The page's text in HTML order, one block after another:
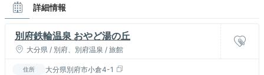
詳細情報
別府鉄輪温泉 おやど湯の丘
大分県 / 別府、別府温泉 / 旅館
住所 大分県別府市小倉4-1